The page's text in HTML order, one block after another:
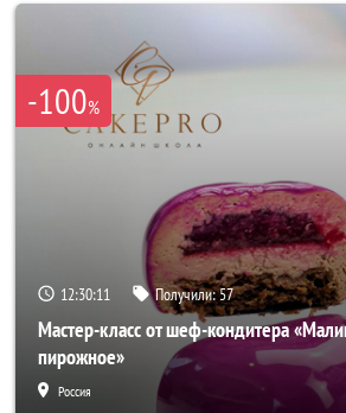
-100%
12:30:10 Получили:57
Мастер-класс от шеф-кондитера
пирожное»
Россия